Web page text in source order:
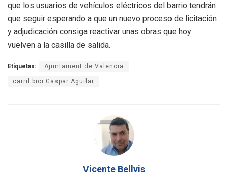
que los usuarios de vehículos eléctricos del barrio tendrán
que seguir esperando a que un nuevo proceso de licitación
y adjudicación consiga reactivar unas obras que hoy
vuelven a la casilla de salida.
Etiquetas: Ajuntament de Valencia
carril bici Gaspar Aguilar
Vicente Bellvis